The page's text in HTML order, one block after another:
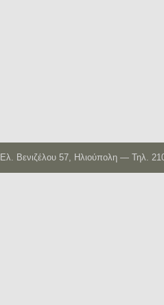
Ελ. Βενιζέλου 57, Ηλιούπολη — Τηλ.